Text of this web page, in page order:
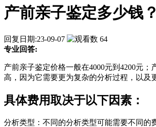
产前亲子鉴定多少钱？
回复日期:23-09-07
64
专业回答:
产前亲子鉴定价格一般在4000元到4200元
高，因为它需要更为复杂的分析过程，以及
具体费用取决于以下因素：
分析类型：不同的分析类型可能需要不同的